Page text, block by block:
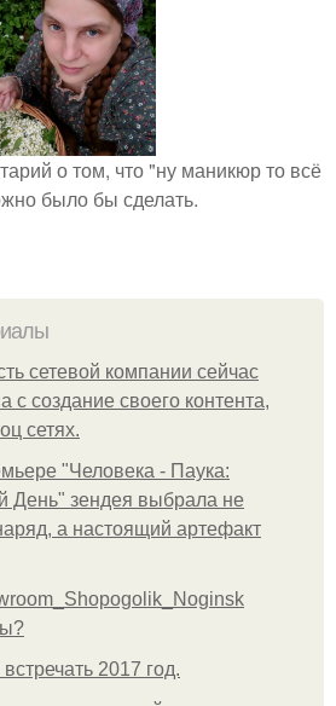
о том, что "ну маникюр то всё
было бы сделать.
сетевой компании сейчас
с создание своего контента,
сетях.
"Человека - Паука:
зендея выбрала не
а настоящий артефакт
2017 год.